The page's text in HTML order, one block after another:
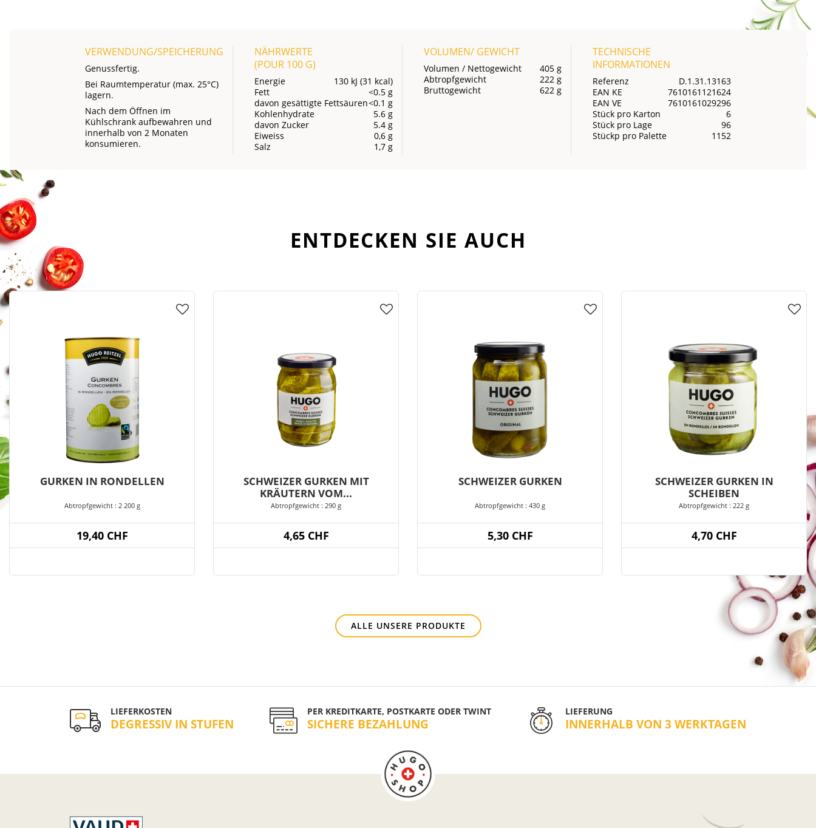
VERWENDUNG/SPEICHERUNG
Genussfertig.
Bei Raumtemperatur (max. 25°C)
lagern.
Nach dem Öffnen im
Kühlschrank aufbewahren und
innerhalb von 2 Monaten
konsumieren.
NÄHRWERTE
(POUR 100 G)
Energie
130 kJ (31 kcal)
Fett
<0.5 g
davon gesättigte Fettsäuren<0.1 g
Kohlenhydrate
5.6 g
davon Zucker
5.4 g
Eiweiss
0,6 g
Salz
1,7 g
VOLUMEN/ GEWICHT
Volumen / Nettogewicht
405 g
Abtropfgewicht
222 g
Bruttogewicht
622 g
TECHNISCHE
INFORMATIONEN
Referenz
D.1.31.13163
EAN KE
7610161121624
EAN VE
7610161029296
Stück pro Karton
6
Stück pro Lage
96
Stückp pro Palette
1152
ENTDECKEN SIE AUCH
GURKEN IN RONDELLEN
Abtropfgewicht : 2 200 g
19,40 CHF
SCHWEIZER GURKEN MIT
KRÄUTERN VOM...
Abtropfgewicht : 290 g
4,65 CHF
SCHWEIZER GURKEN
Abtropfgewicht : 430 g
5,30 CHF
SCHWEIZER GURKEN IN
SCHEIBEN
Abtropfgewicht : 222 g
4,70 CHF
ALLE UNSERE PRODUKTE
LIEFERKOSTEN
DEGRESSIV IN STUFEN
PER KREDITKARTE, POSTKARTE ODER TWINT
SICHERE BEZAHLUNG
LIEFERUNG
INNERHALB VON 3 WERKTAGEN